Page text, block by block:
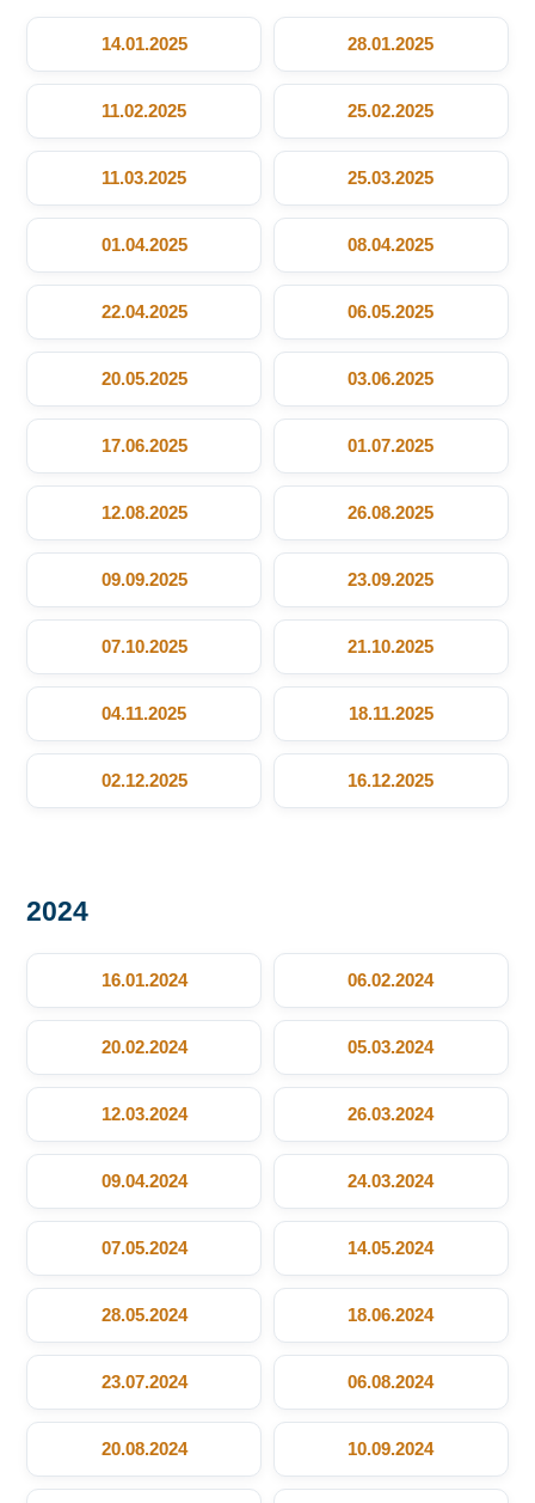
14.01.2025 28.01.2025
11.02.2025 25.02.2025
11.03.2025 25.03.2025
01.04.2025 08.04.2025
22.04.2025 06.05.2025
20.05.2025 03.06.2025
17.06.2025 01.07.2025
12.08.2025 26.08.2025
09.09.2025 23.09.2025
07.10.2025 21.10.2025
04.11.2025 18.11.2025
02.12.2025 16.12.2025
2024
16.01.2024 06.02.2024
20.02.2024 05.03.2024
12.03.2024 26.03.2024
09.04.2024 24.03.2024
07.05.2024 14.05.2024
28.05.2024 18.06.2024
23.07.2024 06.08.2024
20.08.2024 10.09.2024